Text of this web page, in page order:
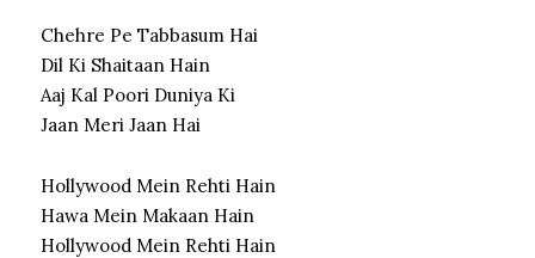
Chehre Pe Tabbasum Hai
Dil Ki Shaitaan Hain
Aaj Kal Poori Duniya Ki
Jaan Meri Jaan Hai
Hollywood Mein Rehti Hain
Hawa Mein Makaan Hain
Hollywood Mein Rehti Hain